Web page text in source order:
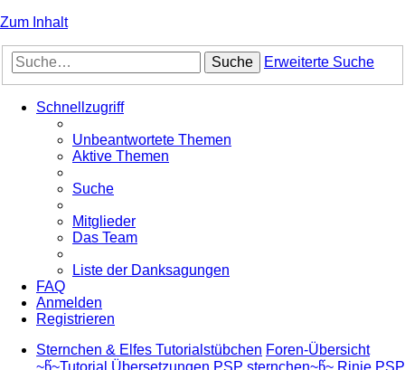
Zum Inhalt
Suche Erweiterte Suche
Schnellzugriff
Unbeantwortete Themen
Aktive Themen
Suche
Mitglieder
Das Team
Liste der Danksagungen
FAQ
Anmelden
Registrieren
Sternchen & Elfes Tutorialstübchen Foren-Übersicht
~წ~Tutorial Übersetzungen PSP sternchen~წ~ Rinie PSP